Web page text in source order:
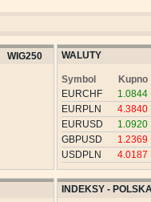
WIG250 WALUTY
Symbol
Kupno
EURCHF
1.0844
EURPLN
4.3840
EURUSD
1.0920
GBPUSD
1.2369
USDPLN
4.0187
INDEKSY -